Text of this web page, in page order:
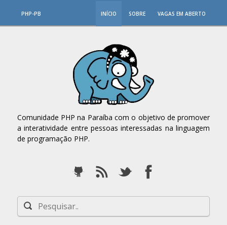
PHP-PB INÍCIO SOBRE VAGAS EM ABERTO
Comunidade PHP na Paraíba com o objetivo de promover
a interatividade entre pessoas interessadas na linguagem
de programação PHP.